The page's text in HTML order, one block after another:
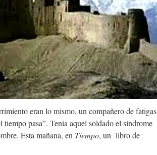
eran lo mismo, un compañero de fatigas
pasa”. Tenía aquel soldado el síndrome
Esta mañana, en Tiempo, un libro de